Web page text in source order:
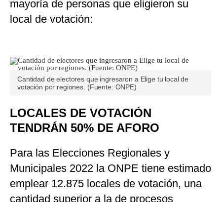
mayoría de personas que eligieron su
local de votación:
Cantidad de electores que ingresaron a Elige tu local de
votación por regiones. (Fuente: ONPE)
LOCALES DE VOTACIÓN
TENDRÁN 50% DE AFORO
Para las Elecciones Regionales y
Municipales 2022 la ONPE tiene estimado
emplear 12.875 locales de votación, una
cantidad superior a la de procesos